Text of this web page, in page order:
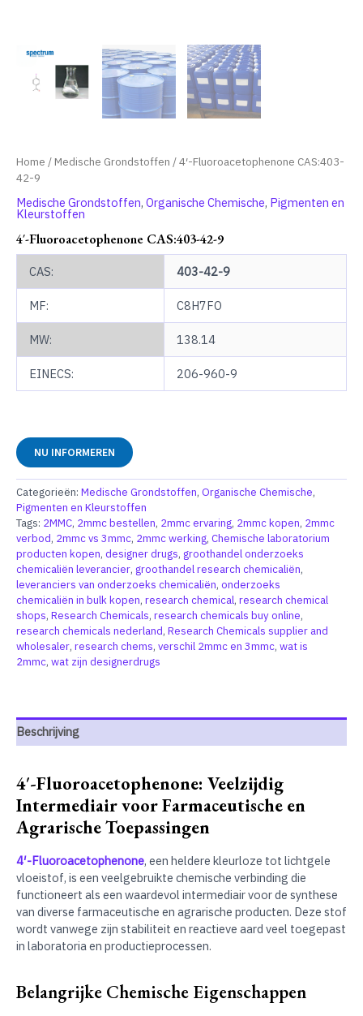
Home /Medische Grondstoffen / 4′-Fluoroacetophenone CAS:403-
42-9
Medische Grondstoffen, Organische Chemische, Pigmenten en
Kleurstoffen
4′-Fluoroacetophenone CAS:403-42-9
CAS: 403-42-9
MF: C8H7FO
MW: 138.14
EINECS: 206-960-9
NU INFORMEREN
Categorieën: Medische Grondstoffen, Organische Chemische,
Pigmenten en Kleurstoffen
Tags: 2MMC, 2mmc bestellen, 2mmc ervaring, 2mmc kopen, 2mmc
verbod, 2mmc vs 3mmc, 2mmc werking, Chemische laboratorium
producten kopen, designer drugs, groothandel onderzoeks
chemicaliën leverancier, groothandel research chemicaliën,
leveranciers van onderzoeks chemicaliën, onderzoeks
chemicaliën in bulk kopen, research chemical, research chemical
shops, Research Chemicals, research chemicals buy online,
research chemicals nederland, Research Chemicals supplier and
wholesaler, research chems, verschil 2mmc en 3mmc, wat is
2mmc, wat zijn designerdrugs
Beschrijving
4′-Fluoroacetophenone: Veelzijdig
Intermediair voor Farmaceutische en
Agrarische Toepassingen
4′-Fluoroacetophenone, een heldere kleurloze tot lichtgele
vloeistof, is een veelgebruikte chemische verbinding die
functioneert als een waardevol intermediair voor de synthese
van diverse farmaceutische en agrarische producten. Deze stof
wordt vanwege zijn stabiliteit en reactieve aard veel toegepast
in laboratoria en productieprocessen.
Belangrijke Chemische Eigenschappen